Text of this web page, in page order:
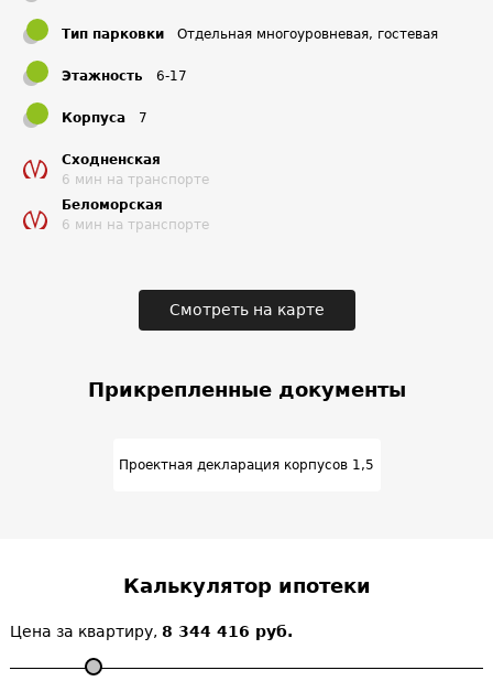
Тип парковки Отдельная многоуровневая, гостевая
Этажность 6-17
Корпуса 7
Сходненская
6 мин на транспорте
Беломорская
6 мин на транспорте
Смотреть на карте
Прикрепленные документы
Проектная декларация корпусов 1,5
Калькулятор ипотеки
Цена за квартиру, 8 344 416 руб.